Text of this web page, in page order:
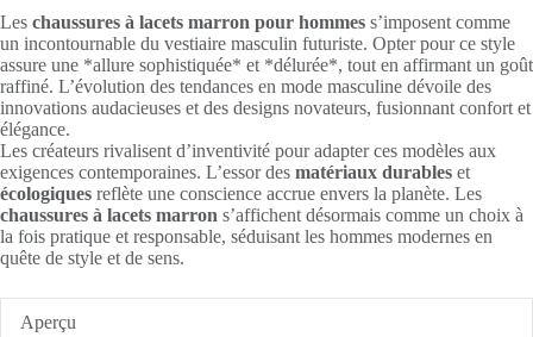
Les chaussures à lacets marron pour hommes s’imposent comme
un incontournable du vestiaire masculin futuriste. Opter pour ce style
assure une *allure sophistiquée* et *délurée*, tout en affirmant un goût
raffiné. L’évolution des tendances en mode masculine dévoile des
innovations audacieuses et des designs novateurs, fusionnant confort et
élégance.
Les créateurs rivalisent d’inventivité pour adapter ces modèles aux
exigences contemporaines. L’essor des matériaux durables et
écologiques reflète une conscience accrue envers la planète. Les
chaussures à lacets marron s’affichent désormais comme un choix à
la fois pratique et responsable, séduisant les hommes modernes en
quête de style et de sens.
Aperçu